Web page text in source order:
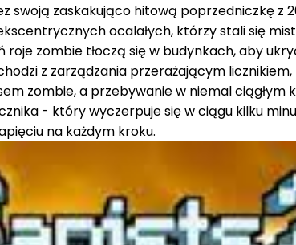
zaskakująco hitową poprzedniczkę z
ocalałych, którzy stali się
zombie tłoczą się w budynkach, aby
z zarządzania przerażającym
zombie, a przebywanie w niemal
- który wyczerpuje się w ciągu kilku
na każdym kroku.